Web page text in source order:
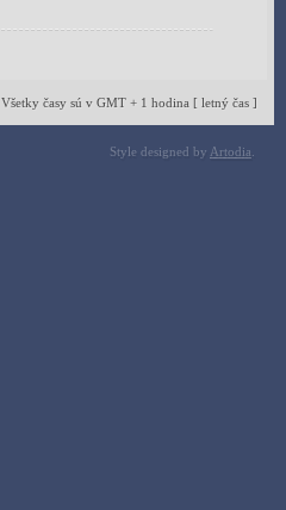
Všetky časy sú v GMT + 1 hodina [ letný čas ]
Style designed by Artodia